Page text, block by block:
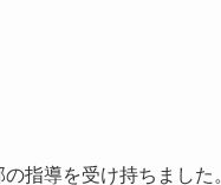
指導を受け持ちました。